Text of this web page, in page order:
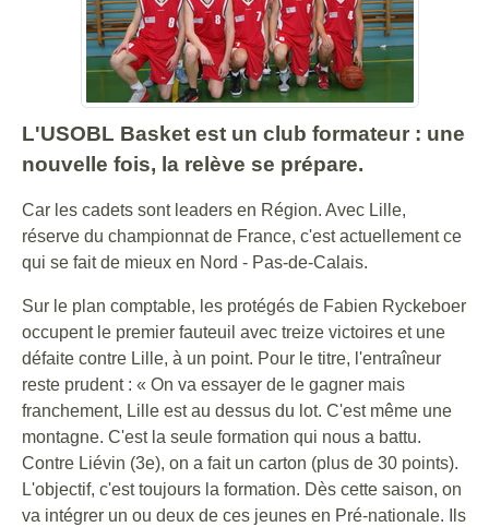
L'USOBL Basket est un club formateur : une
nouvelle fois, la relève se prépare.
Car les cadets sont leaders en Région. Avec Lille,
réserve du championnat de France, c'est actuellement ce
qui se fait de mieux en Nord - Pas-de-Calais.
Sur le plan comptable, les protégés de Fabien Ryckeboer
occupent le premier fauteuil avec treize victoires et une
défaite contre Lille, à un point. Pour le titre, l'entraîneur
reste prudent : « On va essayer de le gagner mais
franchement, Lille est au dessus du lot. C'est même une
montagne. C'est la seule formation qui nous a battu.
Contre Liévin (3e), on a fait un carton (plus de 30 points).
L'objectif, c'est toujours la formation. Dès cette saison, on
va intégrer un ou deux de ces jeunes en Pré-nationale. Ils